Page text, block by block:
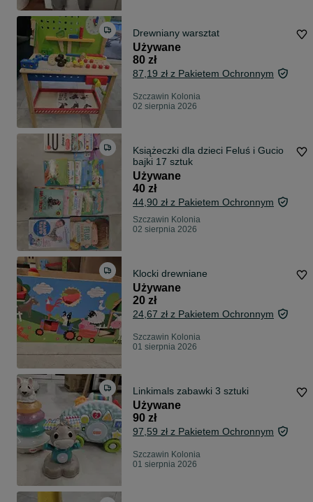
Drewniany warsztat
Używane
80 zł
87,19 zł z Pakietem Ochronnym
Szczawin Kolonia
02 sierpnia 2026
Książeczki dla dzieci Feluś i Gucio
bajki 17 sztuk
Używane
40 zł
44,90 zł z Pakietem Ochronnym
Szczawin Kolonia
02 sierpnia 2026
Klocki drewniane
Używane
20 zł
24,67 zł z Pakietem Ochronnym
Szczawin Kolonia
01 sierpnia 2026
Linkimals zabawki 3 sztuki
Używane
90 zł
97,59 zł z Pakietem Ochronnym
Szczawin Kolonia
01 sierpnia 2026